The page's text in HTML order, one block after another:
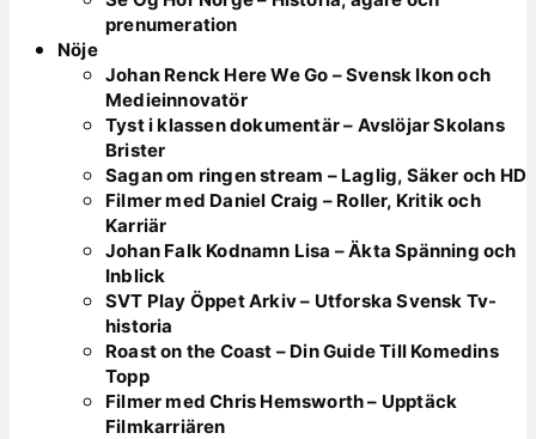
prenumeration
Nöje
Johan Renck Here We Go – Svensk Ikon och
Medieinnovatör
Tyst i klassen dokumentär – Avslöjar Skolans
Brister
Sagan om ringen stream – Laglig, Säker och HD
Filmer med Daniel Craig – Roller, Kritik och
Karriär
Johan Falk Kodnamn Lisa – Äkta Spänning och
Inblick
SVT Play Öppet Arkiv – Utforska Svensk Tv-
historia
Roast on the Coast – Din Guide Till Komedins
Topp
Filmer med Chris Hemsworth – Upptäck
Filmkarriären